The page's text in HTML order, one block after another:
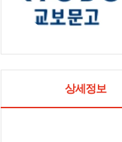
상세정보